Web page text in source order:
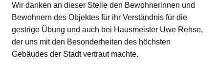
Wir danken an dieser Stelle den Bewohnerinnen und
Bewohnern des Objektes für ihr Verständnis für die
gestrige Übung und auch bei Hausmeister Uwe Rehse,
der uns mit den Besonderheiten des höchsten
Gebäudes der Stadt vertraut machte.